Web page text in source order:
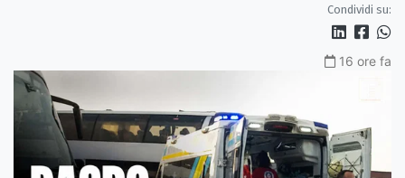
Condividi su:
16 ore fa